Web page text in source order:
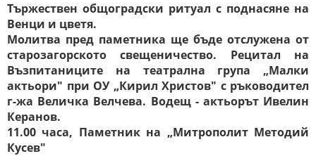
Тържествен общоградски ритуал с поднасяне на
Венци и цветя.
Молитва пред паметника ще бъде отслужена от
старозагорското свещеничество. Рецитал на
Възпитаниците на театрална група „Малки
актьори" при ОУ „Кирил Христов" с ръководител
г-жа Величка Велчева. Водещ - актьорът Ивелин
Керанов.
11.00 часа, Паметник на „Митрополит Методий
Кусев"